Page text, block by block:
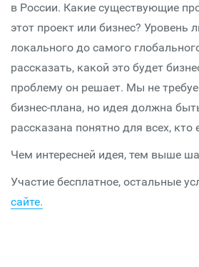
в России. Какие существующие
этот проект или бизнес? Уровень
локального до самого
рассказать, какой это будет
проблему он решает. Мы не
бизнес-плана, но идея должна
рассказана понятно для всех, кто
Чем интересней идея, тем выше
Участие бесплатное, остальные
сайте.